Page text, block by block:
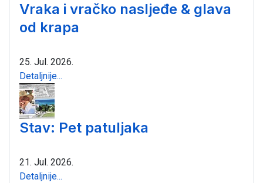
Vraka i vračko nasljeđe & glava
od krapa
25. Jul. 2026.
Detaljnije...
Stav: Pet patuljaka
21. Jul. 2026.
Detaljnije...